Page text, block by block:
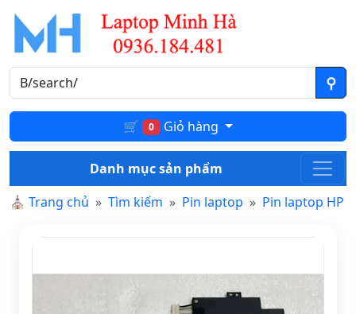
🛒 0 Giỏ hàng
Danh mục sản phẩm
⛪ Trang chủ Tìm kiếm Pin laptop Pin laptop HP